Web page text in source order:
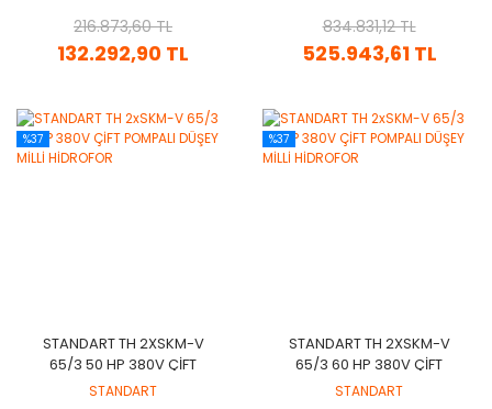
132.292,90 TL
216.873,60 TL
525.943,61 TL
834.831,12 TL
%37
STANDART TH 2XSKM-V
65/3 50 HP 380V ÇİFT
POMPALI DÜŞEY MİLLİ
STANDART
%37
STANDART TH 2XSKM-V
65/3 60 HP 380V ÇİFT
POMPALI DÜŞEY MİLLİ
STANDART